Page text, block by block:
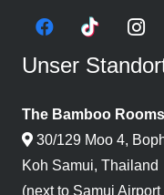
Unser
The Bamboo Rooms
30/129 Moo 4,
Koh Samui, Thailand
(next to Samui